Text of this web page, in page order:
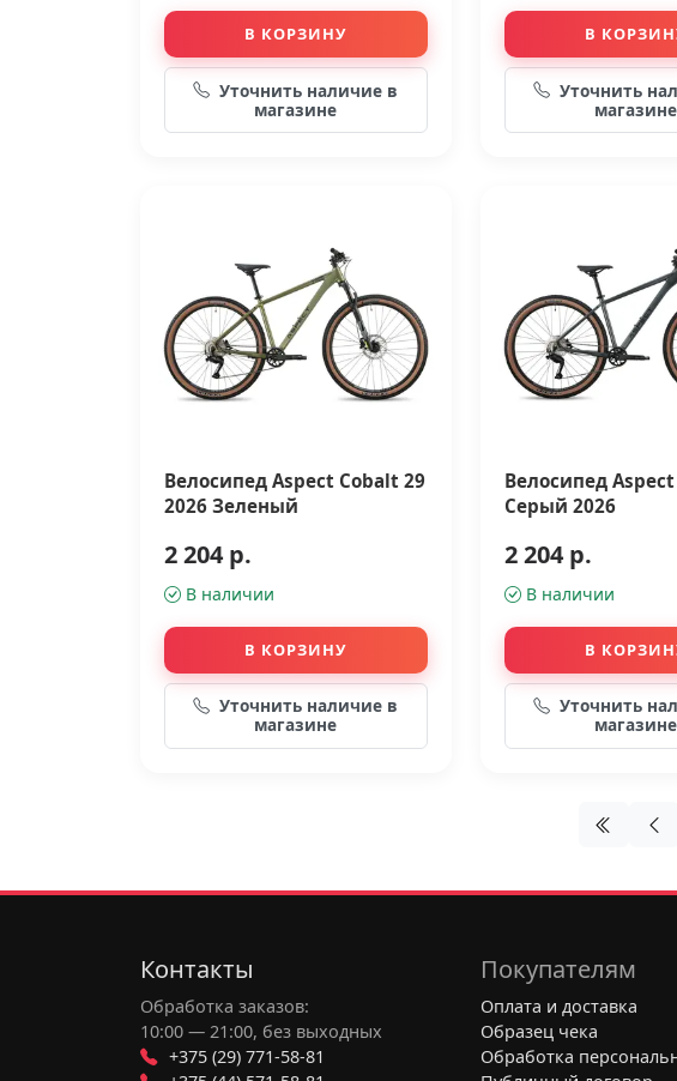
В КОРЗИНУ
Уточнить наличие в
магазине
В
Уточнить
магазине
Велосипед Aspect Cobalt 29
2026 Зеленый
2 204 р.
В наличии
В КОРЗИНУ
Уточнить наличие в
магазине
Велосипед
Серый 2026
2 204 р.
В наличии
В
Уточнить
магазине
Контакты
Обработка заказов:
10:00 — 21:00, без выходных
+375 (29) 771-58-81
Покупателям
Оплата и доставка
Образец чека
Обработка